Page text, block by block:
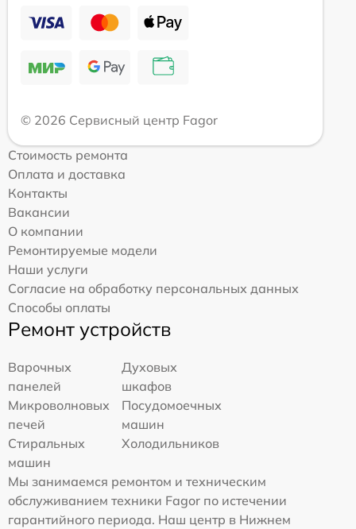
© 2026 Сервисный центр Fagor
Стоимость ремонта
Оплата и доставка
Контакты
Вакансии
О компании
Ремонтируемые модели
Наши услуги
Согласие на обработку персональных данных
Способы оплаты
Ремонт устройств
Варочных
панелей
Духовых
шкафов
Микроволновых
печей
Посудомоечных
машин
Стиральных
машин
Холодильников
Мы занимаемся ремонтом и техническим
обслуживанием техники Fagor по истечении
гарантийного периода. Наш центр в Нижнем